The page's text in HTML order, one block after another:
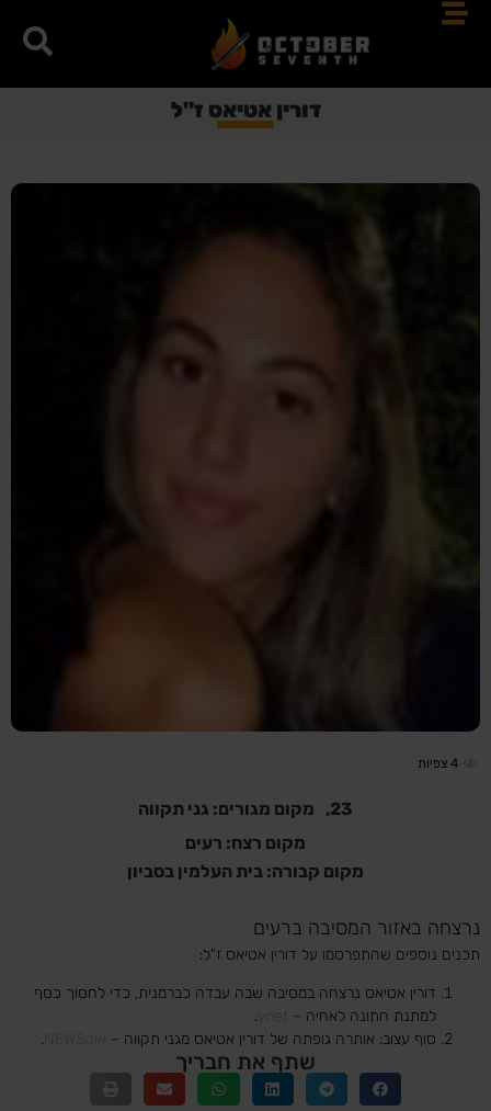
דורין אטיאס ז"ל
4 צפיות
23,
מקום מגורים: גני תקווה
מקום רצח: רעים
מקום קבורה: בית העלמין בסביון
נרצחה באזור המסיבה ברעים
תכנים נוספים שהתפרסמו על דורין אטיאס ז"ל:
דורין אטיאס נרצחה במסיבה שבה עבדה כברמנית, כדי לחסוך כסף
למתנת חתונה לאחיה –
.
סוף עצוב: אותרה גופתה של דורין אטיאס מגני תקווה –
.
שתף את חבריך